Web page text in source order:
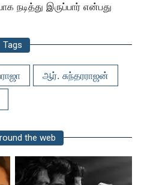
நடித்து இருப்பார் என்பது
Tags
ஆர். சுந்தரராஜன்
the web